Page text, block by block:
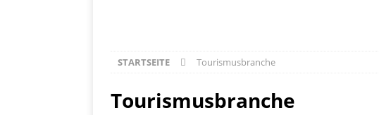
STARTSEITE Tourismusbranche
Tourismusbranche